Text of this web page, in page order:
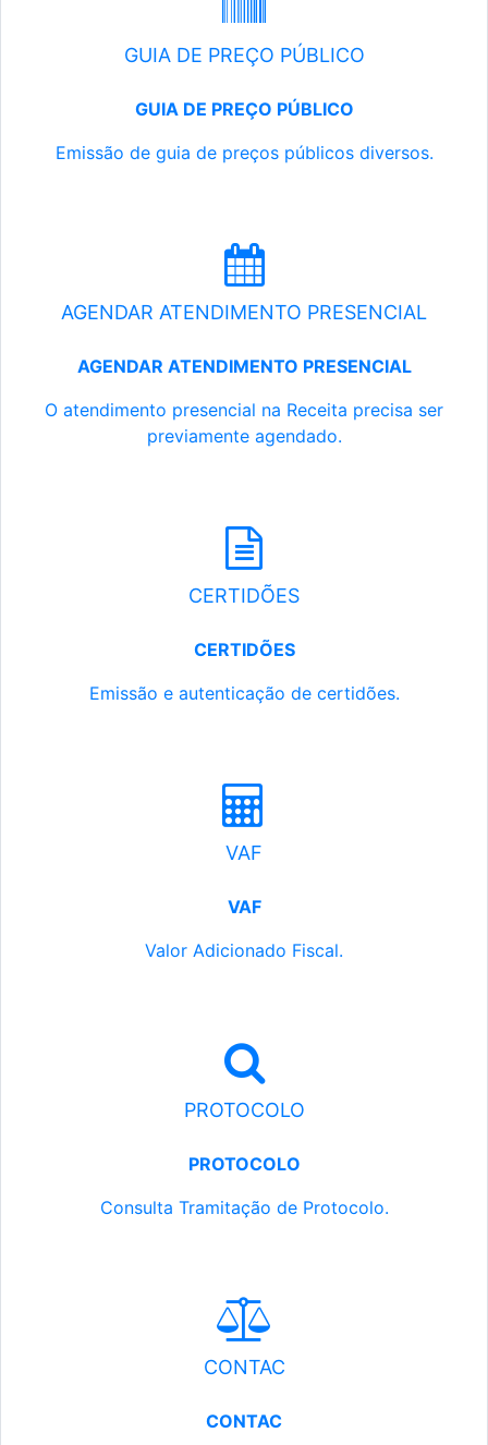
GUIA DE PREÇO PÚBLICO
GUIA DE PREÇO PÚBLICO
Emissão de guia de preços públicos diversos.
AGENDAR ATENDIMENTO PRESENCIAL
AGENDAR ATENDIMENTO PRESENCIAL
O atendimento presencial na Receita precisa ser
previamente agendado.
CERTIDÕES
CERTIDÕES
Emissão e autenticação de certidões.
VAF
VAF
Valor Adicionado Fiscal.
PROTOCOLO
PROTOCOLO
Consulta Tramitação de Protocolo.
CONTAC
CONTAC